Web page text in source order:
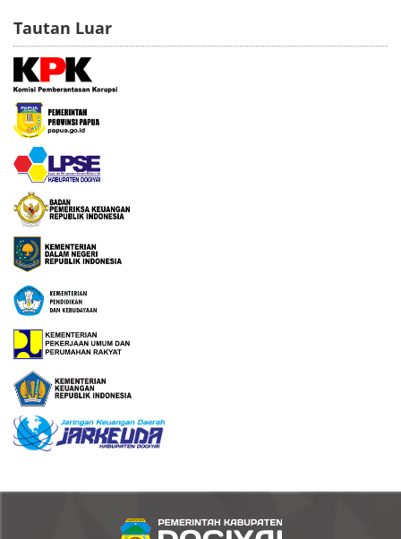
Tautan Luar